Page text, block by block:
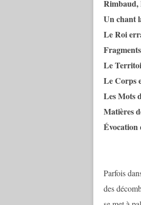
Rimbaud,
Un chant
Le Roi
Le
Le Corps
Les Mots
Matières
Évocation
Parfois
des